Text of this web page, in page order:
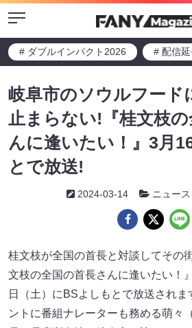
Menu
# ダブルインパクト2026 # 配信
岐阜市のソウルフード
止まらない!『桂文枝の
んに逢いたい！』3月
とで放送!
2024-03-14 ニュース
桂文枝が全国の首長と対談してその
文枝の全国の首長さんに逢いたい！
日（土）にBSよしもとで放送されま
ントに番組ナレーターも務める萌々